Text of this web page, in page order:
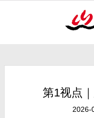
第1视点
2026-